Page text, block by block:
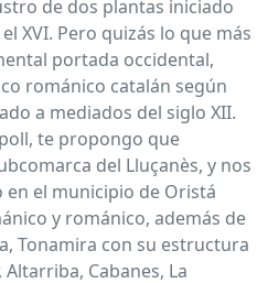
de dos plantas iniciado
XVI. Pero quizás lo que más
portada occidental,
románico catalán según
a mediados del siglo XII.
te propongo que
del Lluçanès, y nos
el municipio de Oristá
y románico, además de
Tonamira con su estructura
Cabanes, La